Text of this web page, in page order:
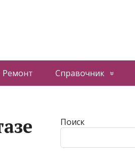
Ремонт Справочник
Поиск